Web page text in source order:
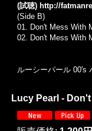
(試聴) http://
(Side B)
01. Don't Mess With
02. Don't Mess With
ルーシーパール 00's
Lucy Pearl -